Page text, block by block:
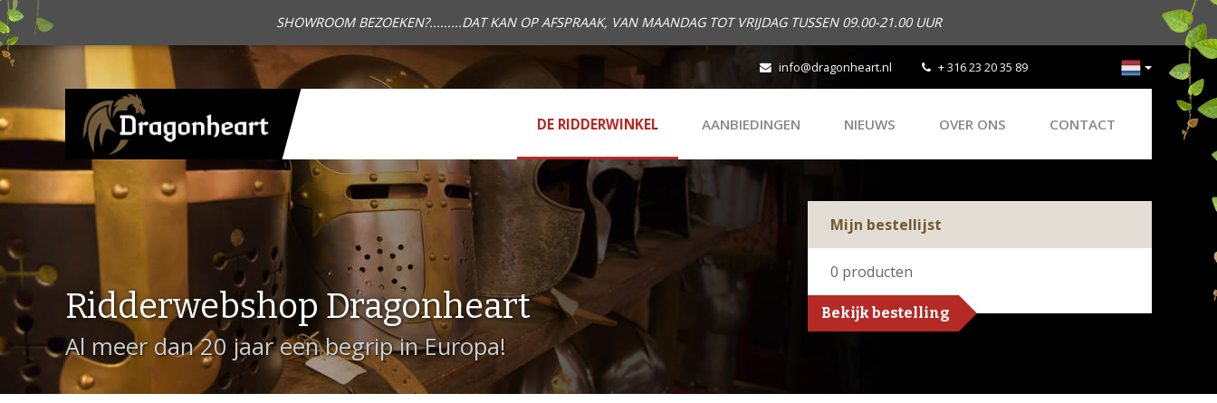
SHOWROOM BEZOEKEN?.........DAT KAN OP AFSPRAAK, VAN MAANDAG TOT VRIJDAG TUSSEN 09.00-21.00 UUR
info@dragonheart.nl + 316 23 20 35 89
DE RIDDERWINKEL AANBIEDINGEN NIEUWS OVER ONS CONTACT
Ridderwebshop Dragonheart
Al meer dan 20 jaar een begrip in Europa!
Mijn bestellijst
0 producten
Bekijk bestelling